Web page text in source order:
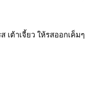
เต้าเจี้ยว ให้รสออกเค็มๆ